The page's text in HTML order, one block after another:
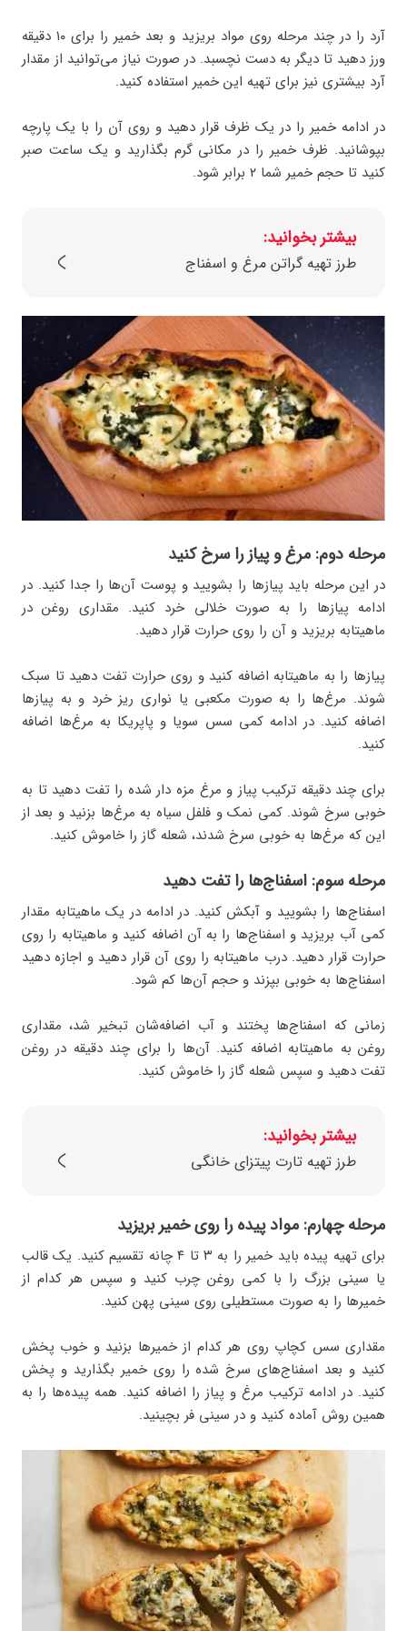
آرد را در چند مرحله روی مواد بریزید و بعد خمیر را برای ۱۰ دقیقه
ورز دهید تا دیگر به دست نچسبد. در صورت نیاز می‌توانید از مقدار
آرد بیشتری نیز برای تهیه این خمیر استفاده کنید.
در ادامه خمیر را در یک ظرف قرار دهید و روی آن را با یک پارچه
بپوشانید. ظرف خمیر را در مکانی گرم بگذارید و یک ساعت صبر
کنید تا حجم خمیر شما ۲ برابر شود.
بیشتر بخوانید:
طرز تهیه گراتن مرغ و اسفناج
مرحله دوم: مرغ و پیاز را سرخ کنید
در این مرحله باید پیازها را بشویید و پوست آن‌ها را جدا کنید. در
ادامه پیازها را به صورت خلالی خرد کنید. مقداری روغن در
ماهیتابه بریزید و آن را روی حرارت قرار دهید.
پیازها را به ماهیتابه اضافه کنید و روی حرارت تفت دهید تا سبک
شوند. مرغ‌ها را به صورت مکعبی یا نواری ریز خرد و به پیازها
اضافه کنید. در ادامه کمی سس سویا و پاپریکا به مرغ‌ها اضافه
کنید.
برای چند دقیقه ترکیب پیاز و مرغ مزه دار شده را تفت دهید تا به
خوبی سرخ شوند. کمی نمک و فلفل سیاه به مرغ‌ها بزنید و بعد از
این که مرغ‌ها به خوبی سرخ شدند، شعله گاز را خاموش کنید.
مرحله سوم: اسفناج‌ها را تفت دهید
اسفناج‌ها را بشویید و آبکش کنید. در ادامه در یک ماهیتابه مقدار
کمی آب بریزید و اسفناج‌ها را به آن اضافه کنید و ماهیتابه را روی
حرارت قرار دهید. درب ماهیتابه را روی آن قرار دهید و اجازه دهید
اسفناج‌ها به خوبی بپزند و حجم آن‌ها کم شود.
زمانی که اسفناج‌ها پختند و آب اضافه‌شان تبخیر شد، مقداری
روغن به ماهیتابه اضافه کنید. آن‌ها را برای چند دقیقه در روغن
تفت دهید و سپس شعله گاز را خاموش کنید.
بیشتر بخوانید:
طرز تهیه تارت پیتزای خانگی
مرحله چهارم: مواد پیده را روی خمیر بریزید
برای تهیه پیده باید خمیر را به ۳ تا ۴ چانه تقسیم کنید. یک قالب
یا سینی بزرگ را با کمی روغن چرب کنید و سپس هر کدام از
خمیرها را به صورت مستطیلی روی سینی پهن کنید.
مقداری سس کچاپ روی هر کدام از خمیرها بزنید و خوب پخش
کنید و بعد اسفناج‌های سرخ شده را روی خمیر بگذارید و پخش
کنید. در ادامه ترکیب مرغ و پیاز را اضافه کنید. همه پیده‌ها را به
همین روش آماده کنید و در سینی فر بچینید.